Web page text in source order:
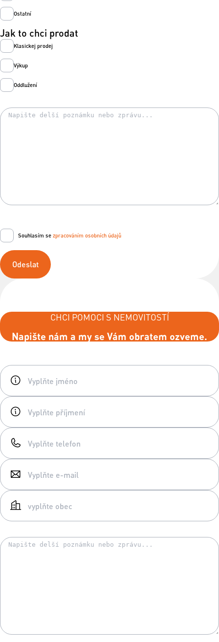
Ostatní
Jak to chci prodat
Klasickej prodej
Výkup
Oddlužení
Souhlasím se zpracováním osobních údajů
Odeslat
CHCI POMOCI S NEMOVITOSTÍ
Napište nám a my se Vám obratem ozveme.